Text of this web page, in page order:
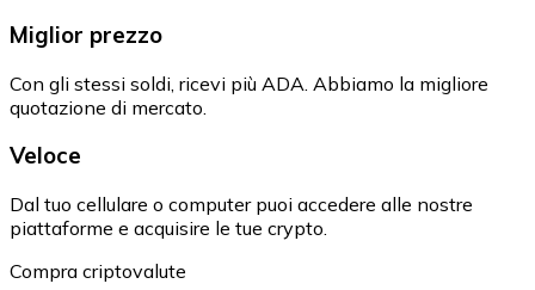
Miglior prezzo
Con gli stessi soldi, ricevi più ADA. Abbiamo la migliore
quotazione di mercato.
Veloce
Dal tuo cellulare o computer puoi accedere alle nostre
piattaforme e acquisire le tue crypto.
Compra criptovalute